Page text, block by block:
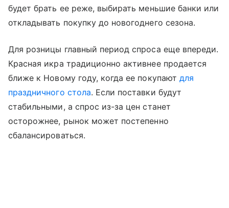
будет брать ее реже, выбирать меньшие банки или
откладывать покупку до новогоднего сезона.
Для розницы главный период спроса еще впереди.
Красная икра традиционно активнее продается
ближе к Новому году, когда ее покупают для
праздничного стола. Если поставки будут
стабильными, а спрос из-за цен станет
осторожнее, рынок может постепенно
сбалансироваться.